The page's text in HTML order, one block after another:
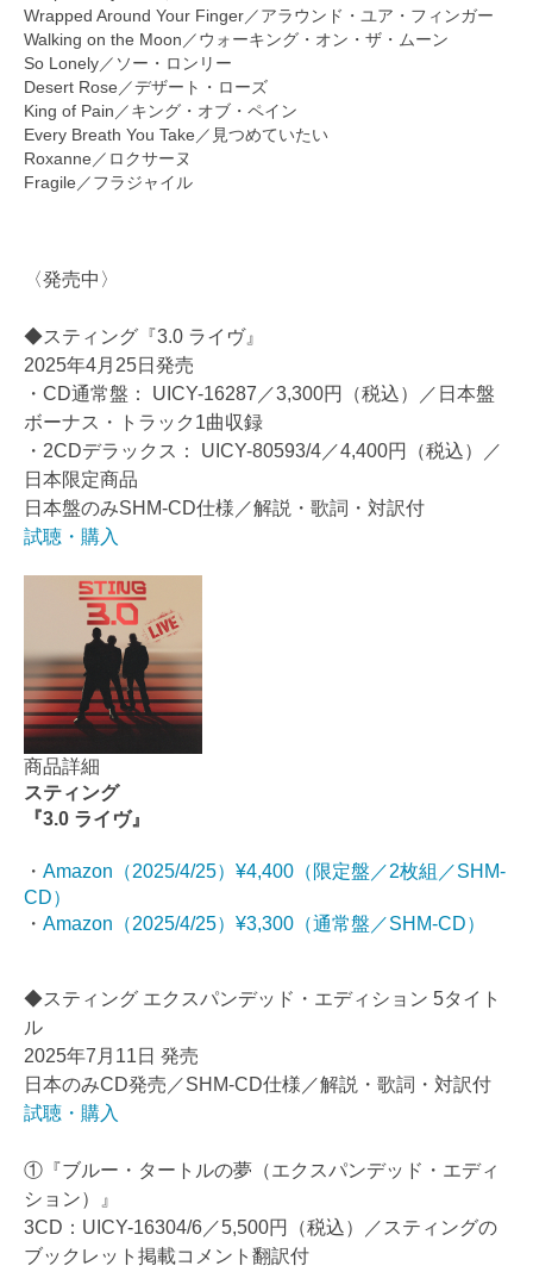
Wrapped Around Your Finger／アラウンド・ユア・フィンガー
Walking on the Moon／ウォーキング・オン・ザ・ムーン
So Lonely／ソー・ロンリー
Desert Rose／デザート・ローズ
King of Pain／キング・オブ・ペイン
Every Breath You Take／見つめていたい
Roxanne／ロクサーヌ
Fragile／フラジャイル
〈発売中〉
◆スティング『3.0 ライヴ』
2025年4月25日発売
・CD通常盤： UICY-16287／3,300円（税込）／日本盤
ボーナス・トラック1曲収録
・2CDデラックス： UICY-80593/4／4,400円（税込）／
日本限定商品
日本盤のみSHM-CD仕様／解説・歌詞・対訳付
試聴・購入
商品詳細
スティング
『3.0 ライヴ』
・ Amazon（2025/4/25）¥4,400（限定盤／2枚組／SHM-
CD）
・ Amazon（2025/4/25）¥3,300（通常盤／SHM-CD）
◆スティング エクスパンデッド・エディション 5タイト
ル
2025年7月11日 発売
日本のみCD発売／SHM-CD仕様／解説・歌詞・対訳付
試聴・購入
①『ブルー・タートルの夢（エクスパンデッド・エディ
ション）』
3CD：UICY-16304/6／5,500円（税込）／スティングの
ブックレット掲載コメント翻訳付